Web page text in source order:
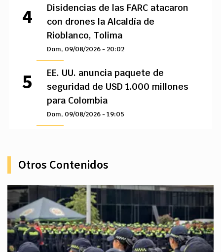
Disidencias de las FARC atacaron
con drones la Alcaldía de
Rioblanco, Tolima
Dom, 09/08/2026 - 20:02
EE. UU. anuncia paquete de
seguridad de USD 1.000 millones
para Colombia
Dom, 09/08/2026 - 19:05
Otros Contenidos